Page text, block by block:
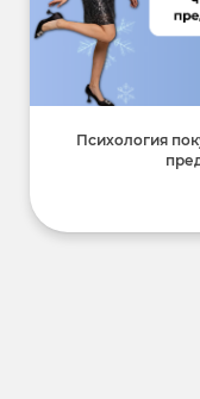
Психология